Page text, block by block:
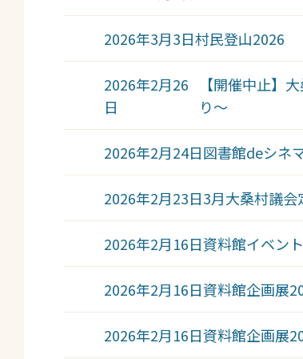
2026年3月3日村民登山2026
2026年2月26
日
【開催中止】
り～
2026年2月24日図書館deシネ
2026年2月23日3月大桑村議会
2026年2月16日資料館イベン
2026年2月16日資料館企画展
2026年2月16日資料館企画展